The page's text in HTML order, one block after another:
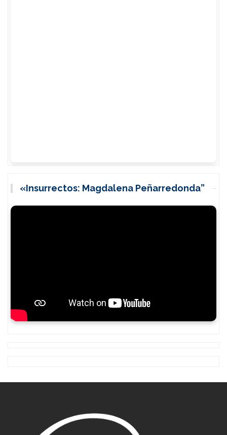
«Insurrectos: Magdalena Peñarredonda”